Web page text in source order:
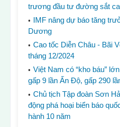
trương đầu tư đường sắt
IMF nâng dự báo tăng
Dương
Cao tốc Diễn Châu - Bãi
tháng 12/2024
Việt Nam có “kho báu”
gấp 9 lần Ấn Độ, gấp 290
Chủ tịch Tập đoàn Sơn
động phá hoại biển báo
hành 10 năm